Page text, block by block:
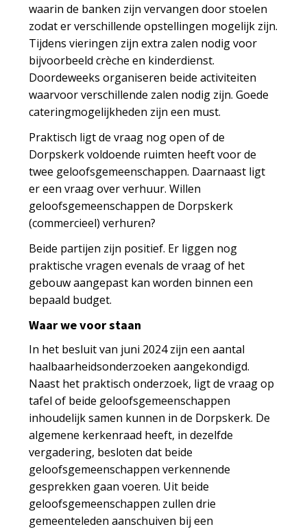
waarin de banken zijn vervangen door stoelen
zodat er verschillende opstellingen mogelijk zijn.
Tijdens vieringen zijn extra zalen nodig voor
bijvoorbeeld crèche en kinderdienst.
Doordeweeks organiseren beide activiteiten
waarvoor verschillende zalen nodig zijn. Goede
cateringmogelijkheden zijn een must.
Praktisch ligt de vraag nog open of de
Dorpskerk voldoende ruimten heeft voor de
twee geloofsgemeenschappen. Daarnaast ligt
er een vraag over verhuur. Willen
geloofsgemeenschappen de Dorpskerk
(commercieel) verhuren?
Beide partijen zijn positief. Er liggen nog
praktische vragen evenals de vraag of het
gebouw aangepast kan worden binnen een
bepaald budget.
Waar we voor staan
In het besluit van juni 2024 zijn een aantal
haalbaarheidsonderzoeken aangekondigd.
Naast het praktisch onderzoek, ligt de vraag op
tafel of beide geloofsgemeenschappen
inhoudelijk samen kunnen in de Dorpskerk. De
algemene kerkenraad heeft, in dezelfde
vergadering, besloten dat beide
geloofsgemeenschappen verkennende
gesprekken gaan voeren. Uit beide
geloofsgemeenschappen zullen drie
gemeenteleden aanschuiven bij een